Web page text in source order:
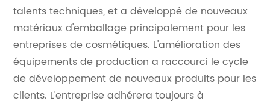
talents techniques, et a développé de nouveaux
matériaux d'emballage principalement pour les
entreprises de cosmétiques. L'amélioration des
équipements de production a raccourci le cycle
de développement de nouveaux produits pour les
clients. L'entreprise adhérera toujours à